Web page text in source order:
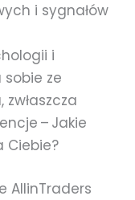
i sygnałów
i
ze
– Jakie
Ciebie?
AllinTraders